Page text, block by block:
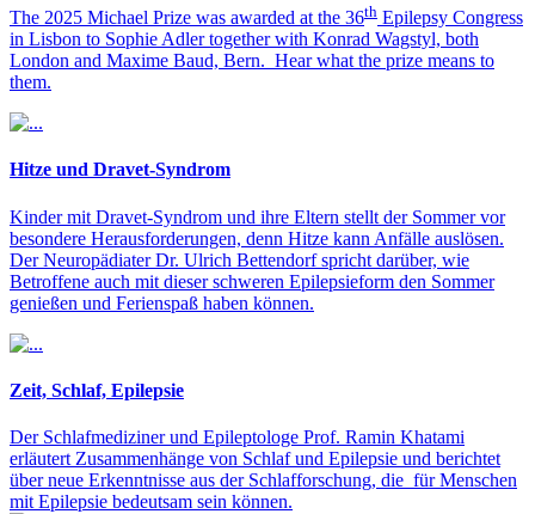
The 2025 Michael Prize was awarded at the 36th Epilepsy Congress
in Lisbon to Sophie Adler together with Konrad Wagstyl, both
London and Maxime Baud, Bern. Hear what the prize means to
them.
Hitze und Dravet-Syndrom
Kinder mit Dravet-Syndrom und ihre Eltern stellt der Sommer vor
besondere Herausforderungen, denn Hitze kann Anfälle auslösen.
Der Neuropädiater Dr. Ulrich Bettendorf spricht darüber, wie
Betroffene auch mit dieser schweren Epilepsieform den Sommer
genießen und Ferienspaß haben können.
Zeit, Schlaf, Epilepsie
Der Schlafmediziner und Epileptologe Prof. Ramin Khatami
erläutert Zusammenhänge von Schlaf und Epilepsie und berichtet
über neue Erkenntnisse aus der Schlafforschung, die für Menschen
mit Epilepsie bedeutsam sein können.